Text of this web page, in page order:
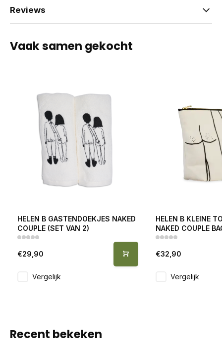
Reviews
Vaak samen gekocht
HELEN B GASTENDOEKJES NAKED
COUPLE (SET VAN 2)
€29,90
Vergelijk
HELEN B KLEINE
NAKED COUPLE
€32,90
Vergelijk
Recent bekeken